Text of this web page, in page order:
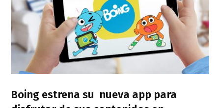
Boing estrena su nueva app para